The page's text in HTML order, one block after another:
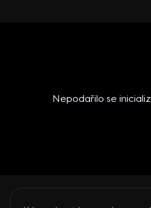
Nepodařilo se